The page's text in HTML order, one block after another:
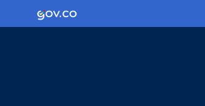
Ir al contenido principalLogo Gobierno de Colombia